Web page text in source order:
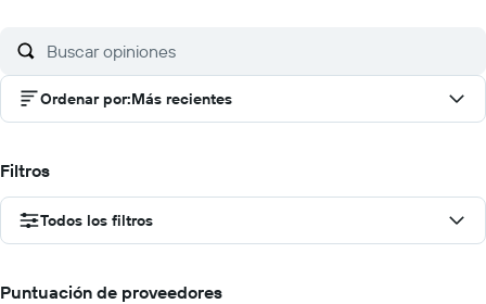
Ordenar por:Más recientes
Filtros
Todos los filtros
Puntuación de proveedores